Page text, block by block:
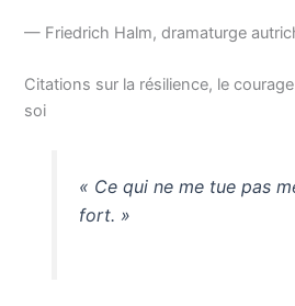
— Friedrich Halm, dramaturge
Citations sur la résilience, le
soi
« Ce qui ne me tue pas
fort. »